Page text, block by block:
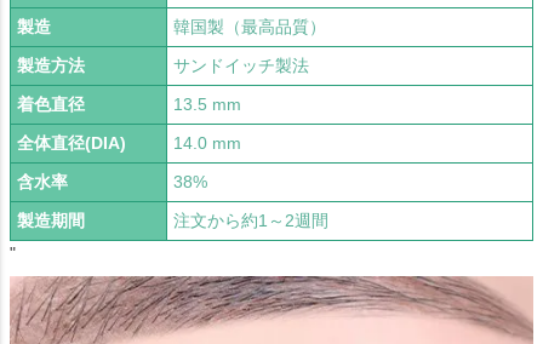
製造
韓国製（最高品質）
製造方法
サンドイッチ製法
着色直径
13.5 mm
全体直径(DIA)
14.0 mm
含水率
38%
製造期間
注文から約1～2週間
"